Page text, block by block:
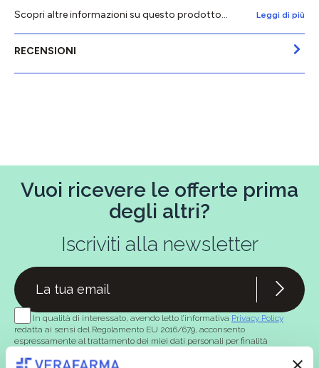
Scopri altre informazioni su questo prodotto...
Leggi di più
RECENSIONI
Vuoi ricevere le offerte prima
degli altri?
Iscriviti alla newsletter
In qualità di interessato, avendo letto l’informativa Privacy Policy
redatta ai sensi del Regolamento EU 2016/679, acconsento
espressamente al trattamento dei miei dati personali per finalità
marketing (con modalità telematiche - quali ad es. newsletter ed e-mail